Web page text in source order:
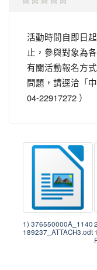
活動時間自即日
止，參與對象為
有關活動報名方
問題，請逕洽「
04-22917272 ）
1) 376550000A_1140
189237_ATTACH3.odt